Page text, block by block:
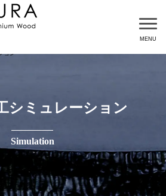
ョン
シミュレーション